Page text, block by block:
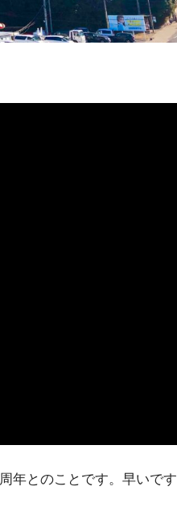
年とのことです。早いです